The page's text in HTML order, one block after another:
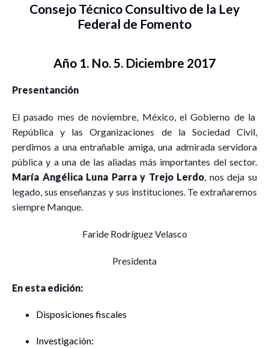
Consejo Técnico Consultivo de la Ley
Federal de Fomento
Año 1. No. 5. Diciembre 2017
Presentanción
El pasado mes de noviembre, México, el Gobierno de la
República y las Organizaciones de la Sociedad Civil,
perdimos a una entrañable amiga, una admirada servidora
pública y a una de las aliadas más importantes del sector.
María Angélica Luna Parra y Trejo Lerdo, nos deja su
legado, sus enseñanzas y sus instituciones. Te extrañaremos
siempre Manque.
Faride Rodríguez Velasco
Presidenta
En esta edición:
Disposiciones fiscales
Investigación: